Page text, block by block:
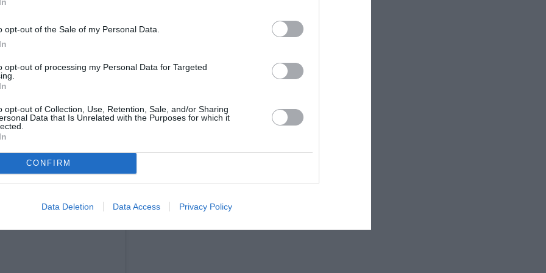
opt-out of the Sale of my Personal Data.
opt-out of processing my Personal Data for Targeted
opt-out of Collection, Use, Retention, Sale, and/or Sharing
Data that Is Unrelated with the Purposes for which it
CONFIRM
Data Deletion Data Access Privacy Policy
χρειάστηκε να διαχειριστεί μόνη της τόσο
ανύπαντρη γυναίκα εκείνο που εύχεται
του να μην θεωρούσαν δεδομένο πως
ή άλλον άνθρωπο για βοήθεια. Στις
πήγε μόνη της. Ένα εμπόδιο που
Ειδικά, έπειτα από μία κολονοσκόπηση,
της, αφού η διάρκεια των ηρεμιστικών
ήταν μεγάλη.
στις εξετάσεις και πίσω»,σημειώνει σήμερα.